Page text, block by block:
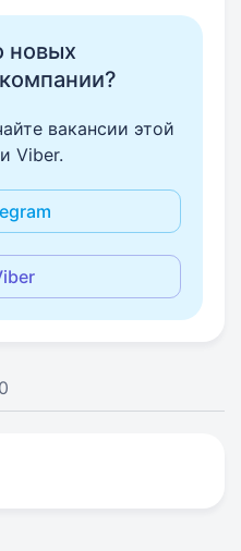
новых
вакансии этой
Viber.
0